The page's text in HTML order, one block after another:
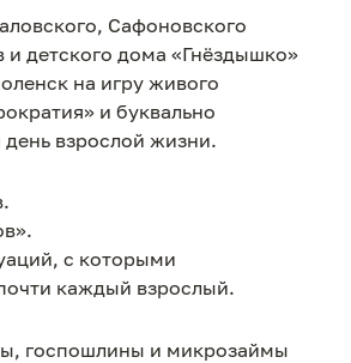
Сафоновского
и детского дома «Гнёздышко»
на игру живого
и буквально
взрослой жизни.
с которыми
каждый взрослый.
госпошлины и микрозаймы